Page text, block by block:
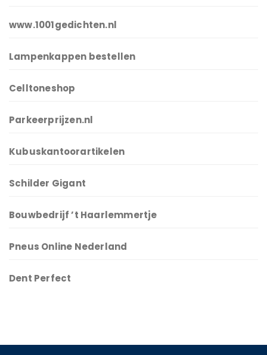
www.1001gedichten.nl
Lampenkappen bestellen
Celltoneshop
Parkeerprijzen.nl
Kubuskantoorartikelen
Schilder Gigant
Bouwbedrijf ’t Haarlemmertje
Pneus Online Nederland
Dent Perfect